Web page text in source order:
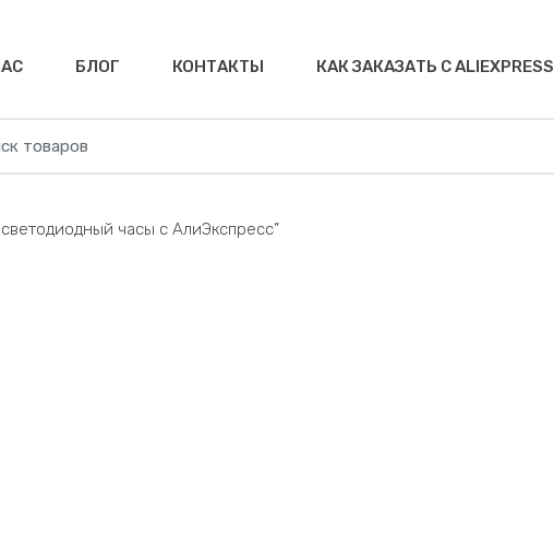
БЛОГ КОНТАКТЫ КАК ЗАКАЗАТЬ С ALIEXPRESS
часы с АлиЭкспресс”